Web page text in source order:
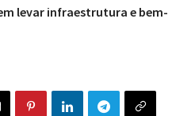
levar infraestrutura e bem-